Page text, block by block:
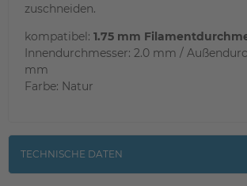
zuschneiden.
kompatibel: 1.75 mm
Innendurchmesser: 2.0 mm /
mm
Farbe: Natur
TECHNISCHE DATEN